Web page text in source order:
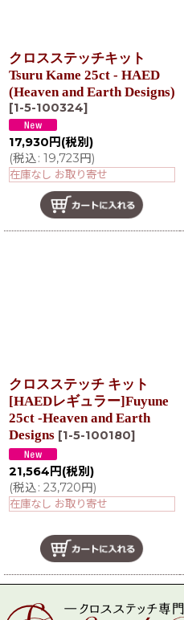
クロスステッチキット
Tsuru Kame 25ct - HAED
(Heaven and Earth Designs)
[1-5-100324]
17,930 円 (税別)
(税込: 19,723円)
在庫なし お取り寄せ
クロスステッチ キット
[HAEDレギュラー]Fuyune
25ct -Heaven and Earth
Designs [1-5-100180]
21,564 円 (税別)
(税込: 23,720円)
在庫なし お取り寄せ